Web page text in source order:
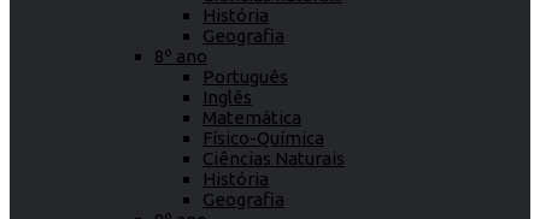
História
Geografia
8º ano
Português
Inglês
Matemática
Físico-Química
Ciências Naturais
História
Geografia